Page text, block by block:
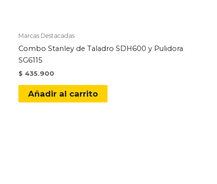
Marcas Destacadas
Combo Stanley de Taladro SDH600 y Pulidora
SG6115
$ 435.900
Añadir al carrito